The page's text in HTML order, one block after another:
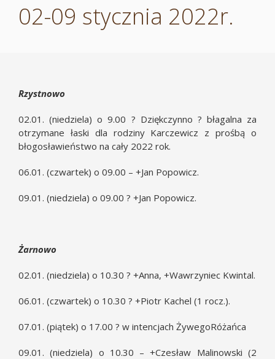
02-09 stycznia 2022r.
Rzystnowo
02.01. (niedziela) o 9.00 ? Dziękczynno ? błagalna za
otrzymane łaski dla rodziny Karczewicz z prośbą o
błogosławieństwo na cały 2022 rok.
06.01. (czwartek) o 09.00 – +Jan Popowicz.
09.01. (niedziela) o 09.00 ? +Jan Popowicz.
Żarnowo
02.01. (niedziela) o 10.30 ? +Anna, +Wawrzyniec Kwintal.
06.01. (czwartek) o 10.30 ? +Piotr Kachel (1 rocz.).
07.01. (piątek) o 17.00 ? w intencjach ŻywegoRóżańca
09.01. (niedziela) o 10.30 – +Czesław Malinowski (2